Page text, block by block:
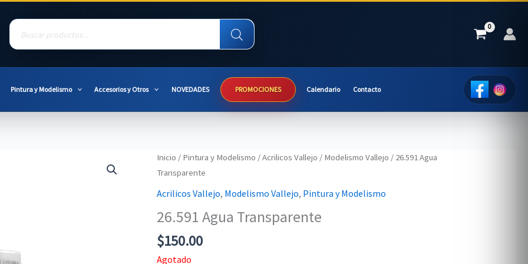
Products
search
Pintura y Modelismo Accesorios y Otros NOVEDADES PROMOCIONES Calendario Contacto
Inicio / Pintura y Modelismo /Acrilicos Vallejo / Modelismo Vallejo / 26.591 Agua
Transparente
Acrilicos Vallejo, Modelismo Vallejo, Pintura y Modelismo
26.591 Agua Transparente
$150.00
Agotado